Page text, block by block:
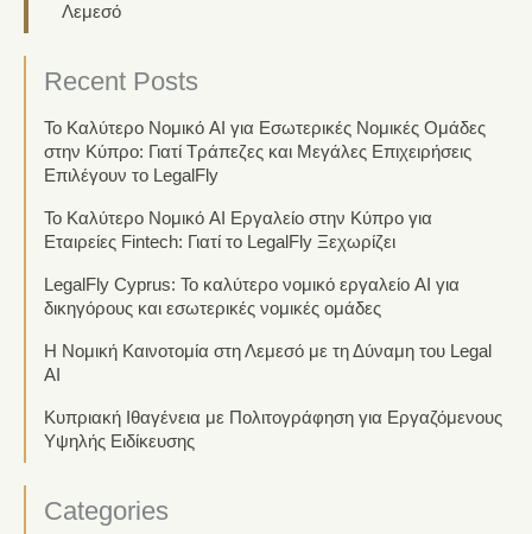
Λεμεσό
Recent Posts
Το Καλύτερο Νομικό AI για Εσωτερικές Νομικές Ομάδες
στην Κύπρο: Γιατί Τράπεζες και Μεγάλες Επιχειρήσεις
Επιλέγουν το LegalFly
Το Καλύτερο Νομικό AI Εργαλείο στην Κύπρο για
Εταιρείες Fintech: Γιατί το LegalFly Ξεχωρίζει
LegalFly Cyprus: Το καλύτερο νομικό εργαλείο AI για
δικηγόρους και εσωτερικές νομικές ομάδες
Η Νομική Καινοτομία στη Λεμεσό με τη Δύναμη του Legal
AI
Κυπριακή Ιθαγένεια με Πολιτογράφηση για Εργαζόμενους
Υψηλής Ειδίκευσης
Categories